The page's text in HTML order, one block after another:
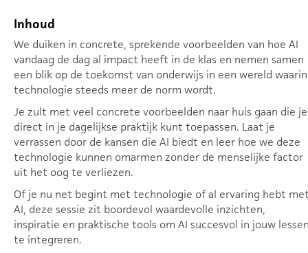
Inhoud
We duiken in concrete, sprekende voorbeelden van hoe AI
vandaag de dag al impact heeft in de klas en nemen samen
een blik op de toekomst van onderwijs in een wereld waarin
technologie steeds meer de norm wordt.
Je zult met veel concrete voorbeelden naar huis gaan die je
direct in je dagelijkse praktijk kunt toepassen. Laat je
verrassen door de kansen die AI biedt en leer hoe we deze
technologie kunnen omarmen zonder de menselijke factor
uit het oog te verliezen.
Of je nu net begint met technologie of al ervaring hebt
AI, deze sessie zit boordevol waardevolle inzichten,
inspiratie en praktische tools om AI succesvol in jouw
te integreren.